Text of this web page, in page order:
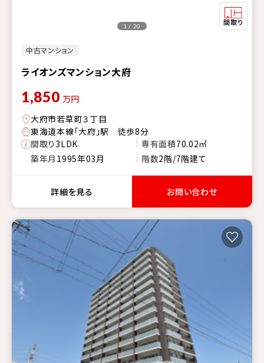
中古マンション
ライオンズマンション大府
1 / 20
1,850 万円
大府市若草町３丁目
東海道本線「大府」駅 徒歩8分
間取り3LDK 専有面積70.02㎡
築年月 1995年03月 階数2階/7階建て
詳細を見る お問い合わせ